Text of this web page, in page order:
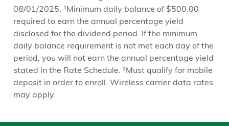
08/01/2025. ¹Minimum daily balance of $500.00
required to earn the annual percentage yield
disclosed for the dividend period. If the minimum
daily balance requirement is not met each day of the
period, you will not earn the annual percentage yield
stated in the Rate Schedule. ²Must qualify for mobile
deposit in order to enroll. Wireless carrier data rates
may apply.